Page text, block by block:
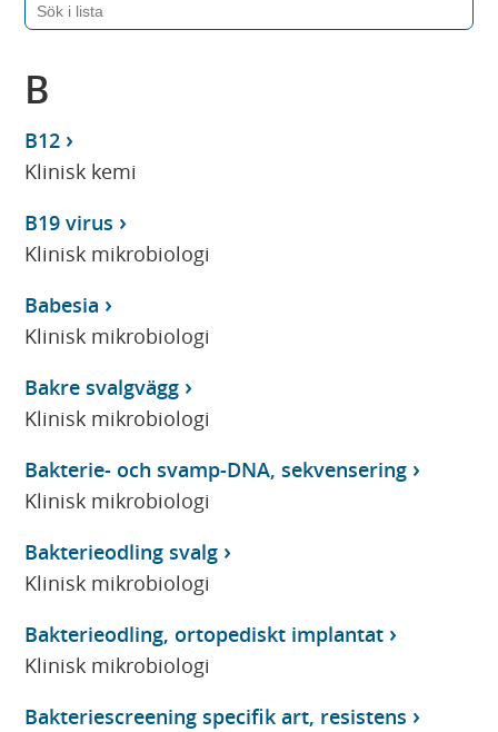
B
B12
Klinisk kemi
B19 virus
Klinisk mikrobiologi
Babesia
Klinisk mikrobiologi
Bakre svalgvägg
Klinisk mikrobiologi
Bakterie- och svamp-DNA, sekvensering
Klinisk mikrobiologi
Bakterieodling svalg
Klinisk mikrobiologi
Bakterieodling, ortopediskt implantat
Klinisk mikrobiologi
Bakteriescreening specifik art, resistens